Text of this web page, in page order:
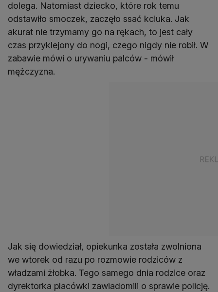
dolega. Natomiast dziecko, które rok temu
odstawiło smoczek, zaczęło ssać kciuka. Jak
akurat nie trzymamy go na rękach, to jest cały
czas przyklejony do nogi, czego nigdy nie robił. W
zabawie mówi o urywaniu palców - mówił
mężczyzna.
Jak się dowiedział, opiekunka została zwolniona
we wtorek od razu po rozmowie rodziców z
władzami żłobka. Tego samego dnia rodzice oraz
dyrektorka placówki zawiadomili o sprawie policję.